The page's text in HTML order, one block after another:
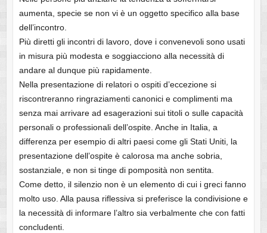
aumenta, specie se non vi è un oggetto specifico alla base
dell’incontro.
Più diretti gli incontri di lavoro, dove i convenevoli sono usati
in misura più modesta e soggiacciono alla necessità di
andare al dunque più rapidamente.
Nella presentazione di relatori o ospiti d’eccezione si
riscontreranno ringraziamenti canonici e complimenti ma
senza mai arrivare ad esagerazioni sui titoli o sulle capacità
personali o professionali dell’ospite. Anche in Italia, a
differenza per esempio di altri paesi come gli Stati Uniti, la
presentazione dell’ospite è calorosa ma anche sobria,
sostanziale, e non si tinge di pomposità non sentita.
Come detto, il silenzio non è un elemento di cui i greci fanno
molto uso. Alla pausa riflessiva si preferisce la condivisione e
la necessità di informare l’altro sia verbalmente che con fatti
concludenti.